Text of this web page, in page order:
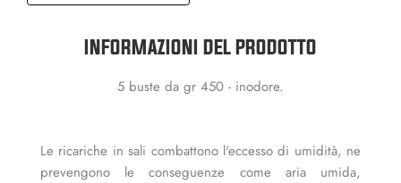
INFORMAZIONI DEL PRODOTTO
5 buste da gr 450 - inodore.
Le ricariche in sali combattono l'eccesso di umidità, ne
prevengono le conseguenze come aria umida,